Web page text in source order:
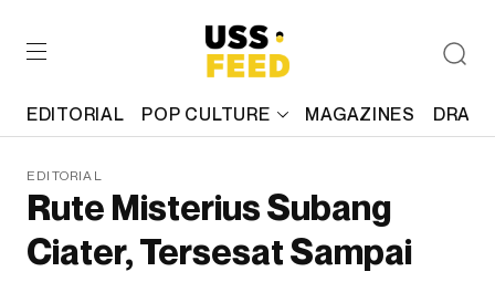
EDITORIAL POP CULTURE MAGAZINES
EDITORIAL
Rute Misterius Subang
Ciater, Tersesat Sampai